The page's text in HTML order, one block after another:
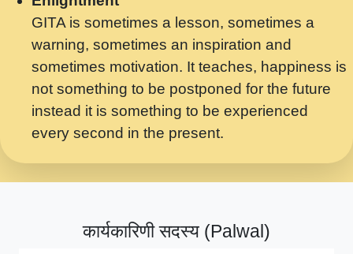
यह हसरत तलब ह नकज कमर Yahi Hasraten
Talab Hai Bhav Pravah #bhajan.mp3
लडल ज बल ल क ज न लग Sadhvi Purnima Ji
7.9.2021 जवल नगर दलल #बसर.mp3
सख भ मझ पयर ह दख भ मझ पयर ह!छड म कस दत
सपरहट भजन 2021 - तर अखय ह जद भर बहर ज म
सपरहट शयम भजन - जय जय शयम जय जय शयम
GITA is sometimes a lesson, sometimes a
warning, sometimes an inspiration and
sometimes motivation. It teaches, happiness is
not something to be postponed for the future
instead it is something to be experienced
every second in the present.
कार्यकारिणी सदस्य (Palwal)